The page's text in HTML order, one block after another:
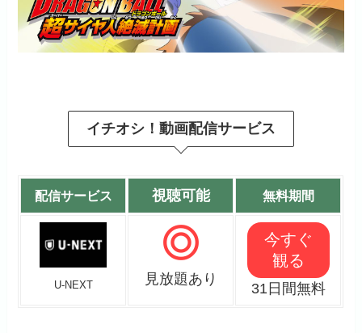
イチオシ！動画配信サービス
配信サービス 視聴可能 無料期間
U-NEXT 見放題あり
今すぐ
観る
31日間無料